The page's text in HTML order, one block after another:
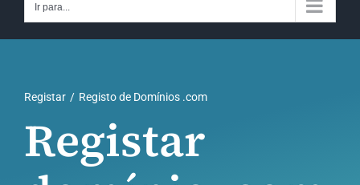
Ir para...
Registar Registo de Domínios .com
Registar